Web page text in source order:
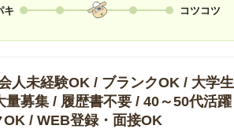
キ コツコツ
人未経験OK / ブランクOK / 大学生
量募集 / 履歴書不要 / 40～50代活躍
/ WEB登録・面接OK